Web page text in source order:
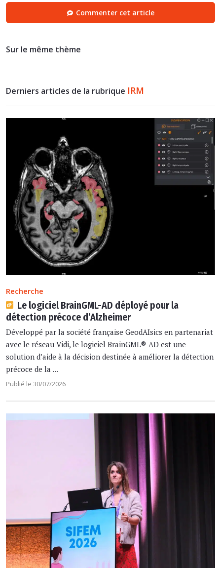
Commenter cet article
Sur le même thème
Derniers articles de la rubrique IRM
Recherche
Le logiciel BrainGML-AD déployé pour la
détection précoce d’Alzheimer
Développé par la société française GeodAIsics en partenariat
avec le réseau Vidi, le logiciel BrainGML®-AD est une
solution d’aide à la décision destinée à améliorer la détection
précoce de la ...
Publié le 30/07/2026